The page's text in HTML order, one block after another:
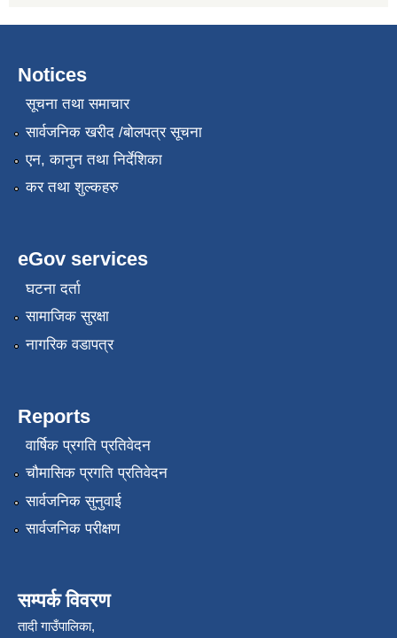
Notices
सूचना तथा समाचार
सार्वजनिक खरीद /बोलपत्र सूचना
एन, कानुन तथा निर्देशिका
कर तथा शुल्कहरु
eGov services
घटना दर्ता
सामाजिक सुरक्षा
नागरिक वडापत्र
Reports
वार्षिक प्रगति प्रतिवेदन
चौमासिक प्रगति प्रतिवेदन
सार्वजनिक सुनुवाई
सार्वजनिक परीक्षण
सम्पर्क विवरण
तादी गाउँपालिका,